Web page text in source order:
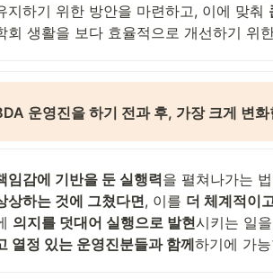
지하기 위한 방안을 마련하고, 이에 맞춰
회 생활을 보다 효율적으로 개선하기 위
운영진을 하기 전과 후, 가장 크게 변
임감에 기반을 둔 실행력
상하는 것에 그쳤다면, 이를 더 체계적이
의지를 덧대어 실행으로 발현시키는 일
열정 있는 운영진분들과 함께하기에 가